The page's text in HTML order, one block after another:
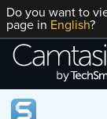
Passer
directement
contenu
Do you want to
page in English?